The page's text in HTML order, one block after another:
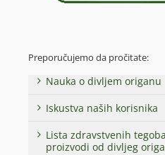
Preporučujemo da pročitate:
Nauka o divljem origanu
Iskustva naših korisnika
Lista zdravstvenih
proizvodi od divljeg